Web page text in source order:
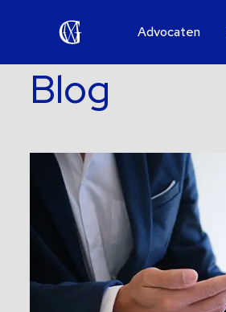
Advocaten
Blog